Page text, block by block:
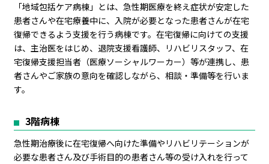
「地域包括ケア病棟」とは、急性期医療を終え症状が安定した
患者さんや在宅療養中に、入院が必要となった患者さんが在宅
復帰できるよう支援を行う病棟です。在宅復帰に向けての支援
は、主治医をはじめ、退院支援看護師、リハビリスタッフ、在
宅復帰支援担当者（医療ソーシャルワーカー）等が連携し、患
者さんやご家族の意向を確認しながら、相談・準備等を行いま
す。
3階病棟
急性期治療後に在宅復帰へ向けた準備やリハビリテーションが
必要な患者さん及び手術目的の患者さん等の受け入れを行って